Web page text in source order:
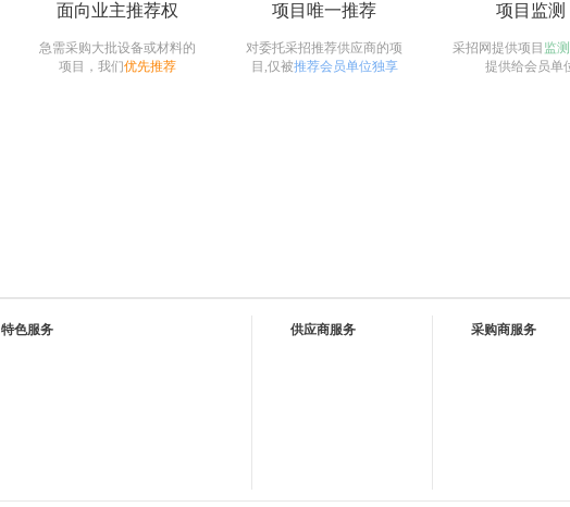
面向业主推荐权
急需采购大批设备或材料的
项目，我们优先推荐
项目唯一推荐
对委托采招推荐供应商的项
目,仅被推荐会员单位独享
项目监测
采招网提供项目 监
提供给会员单
特色服务 供应商服务 采购商服务